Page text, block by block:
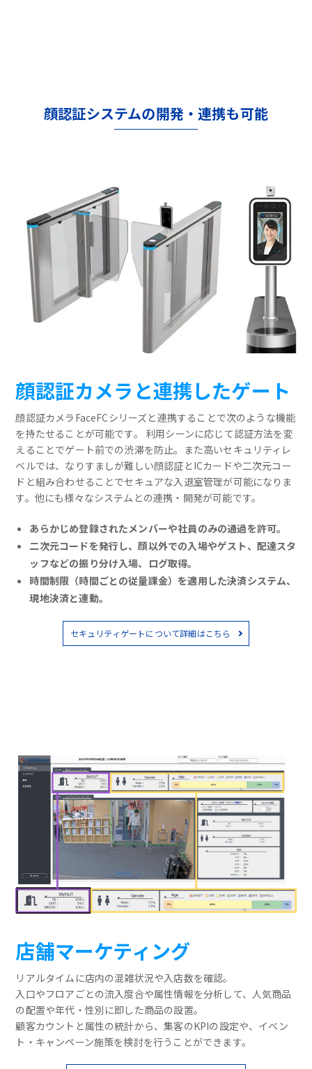
顔認証システムの開発・連携も可能
顔認証カメラと連携したゲート
顔認証カメラFaceFCシリーズと連携することで次のような機能
を持たせることが可能です。 利用シーンに応じて認証方法を変
えることでゲート前での渋滞を防止。また高いセキュリティレ
ベルでは、なりすましが難しい顔認証とICカードや二次元コー
ドと組み合わせることでセキュアな入退室管理が可能になりま
す。他にも様々なシステムとの連携・開発が可能です。
あらかじめ登録されたメンバーや社員のみの通過を許可。
二次元コードを発行し、顔以外での入場やゲスト、配達スタ
ッフなどの振り分け入場、ログ取得。
時間制限（時間ごとの従量課金）を適用した決済システム、
現地決済と連動。
セキュリティゲートについて詳細はこちら
店舗マーケティング
リアルタイムに店内の混雑状況や入店数を確認。
入口やフロアごとの流入度合や属性情報を分析して、人気商品
の配置や年代・性別に即した商品の設置。
顧客カウントと属性の統計から、集客のKPIの設定や、イベン
ト・キャンペーン施策を検討を行うことができます。